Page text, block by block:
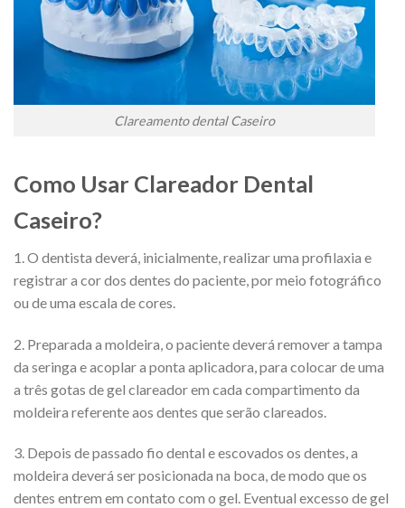
Clareamento dental Caseiro
Como Usar Clareador Dental
Caseiro?
1. O dentista deverá, inicialmente, realizar uma profilaxia e
registrar a cor dos dentes do paciente, por meio fotográfico
ou de uma escala de cores.
2. Preparada a moldeira, o paciente deverá remover a tampa
da seringa e acoplar a ponta aplicadora, para colocar de uma
a três gotas de gel clareador em cada compartimento da
moldeira referente aos dentes que serão clareados.
3. Depois de passado fio dental e escovados os dentes, a
moldeira deverá ser posicionada na boca, de modo que os
dentes entrem em contato com o gel. Eventual excesso de gel